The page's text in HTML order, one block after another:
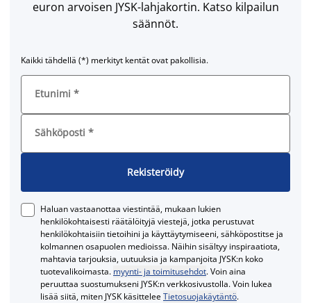
euron arvoisen JYSK-lahjakortin. Katso kilpailun
säännöt.
Kaikki tähdellä (*) merkityt kentät ovat pakollisia.
Etunimi *
Sähköposti *
Rekisteröidy
Haluan vastaanottaa viestintää, mukaan lukien
henkilökohtaisesti räätälöityjä viestejä, jotka perustuvat
henkilökohtaisiin tietoihini ja käyttäytymiseeni, sähköpostitse ja
kolmannen osapuolen medioissa. Näihin sisältyy inspiraatiota,
mahtavia tarjouksia, uutuuksia ja kampanjoita JYSK:n koko
tuotevalikoimasta. myynti- ja toimitusehdot. Voin aina
peruuttaa suostumukseni JYSK:n verkkosivustolla. Voin lukea
lisää siitä, miten JYSK käsitteleeTietosuojakäytäntö.